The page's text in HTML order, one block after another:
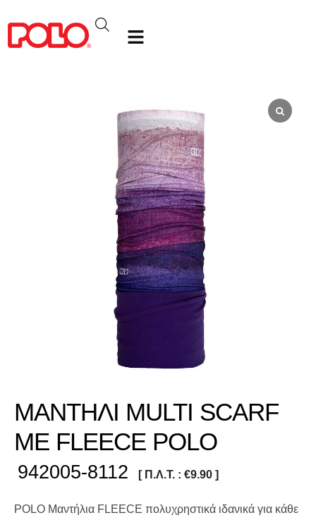
ΜΑΝΤΗΛΙ MULTI SCARF
ΜΕ FLEECE POLO
942005-8112 [ Π.Λ.Τ. : €9.90 ]
POLO Μαντήλια FLEECE πολυχρηστικά ιδανικά για κάθε